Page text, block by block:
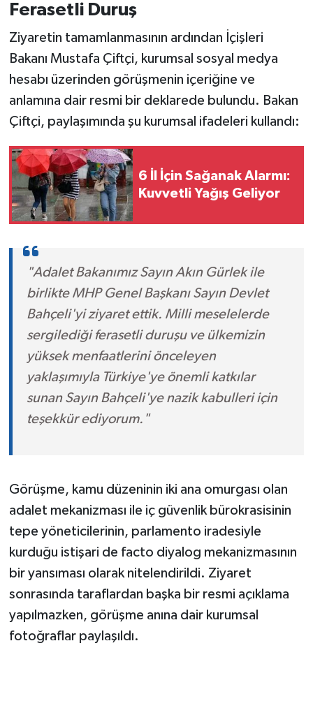
Ferasetli Duruş
Ziyaretin tamamlanmasının ardından İçişleri
Bakanı Mustafa Çiftçi, kurumsal sosyal medya
hesabı üzerinden görüşmenin içeriğine ve
anlamına dair resmi bir deklarede bulundu. Bakan
Çiftçi, paylaşımında şu kurumsal ifadeleri kullandı:
6 İl İçin Sağanak Alarmı:
Kuvvetli Yağış Geliyor
"Adalet Bakanımız Sayın Akın Gürlek ile
birlikte MHP Genel Başkanı Sayın Devlet
Bahçeli'yi ziyaret ettik. Milli meselelerde
sergilediği ferasetli duruşu ve ülkemizin
yüksek menfaatlerini önceleyen
yaklaşımıyla Türkiye'ye önemli katkılar
sunan Sayın Bahçeli'ye nazik kabulleri için
teşekkür ediyorum."
Görüşme, kamu düzeninin iki ana omurgası olan
adalet mekanizması ile iç güvenlik bürokrasisinin
tepe yöneticilerinin, parlamento iradesiyle
kurduğu istişari de facto diyalog mekanizmasının
bir yansıması olarak nitelendirildi. Ziyaret
sonrasında taraflardan başka bir resmi açıklama
yapılmazken, görüşme anına dair kurumsal
fotoğraflar paylaşıldı.